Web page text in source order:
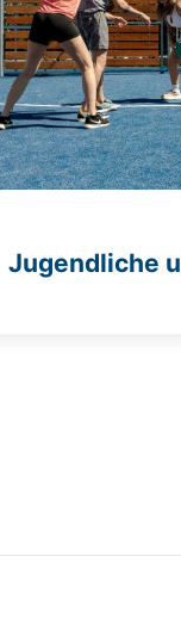
Jugendliche